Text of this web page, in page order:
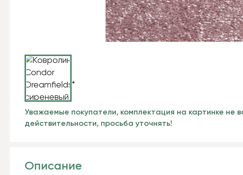
Уважаемые покупатели, комплектация на картинке не
действительности, просьба уточнять!
Описание